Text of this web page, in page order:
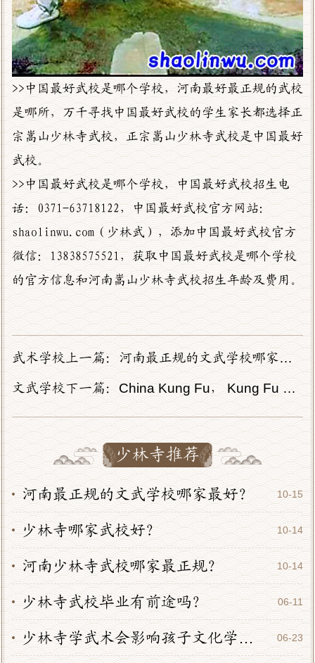
>>中国最好武校是哪个学校，河南最好最正规的武校
是哪所，万千寻找中国最好武校的学生家长都选择正
宗嵩山少林寺武校，正宗嵩山少林寺武校是中国最好
武校。
>>中国最好武校是哪个学校，中国最好武校招生电
话：0371-63718122，中国最好武校官方网站：
shaolinwu.com（少林武），添加中国最好武校官方
微信：13838575521，获取中国最好武校是哪个学校
的官方信息和河南嵩山少林寺武校招生年龄及费用。
武术学校上一篇： 河南最正规的文武学校哪家最好？
文武学校下一篇： China Kung Fu， Kung Fu China
少林寺推荐
河南最正规的文武学校哪家最好？ 10-15
少林寺哪家武校好？ 10-14
河南少林寺武校哪家最正规？ 10-14
少林寺武校毕业有前途吗？ 06-11
少林寺学武术会影响孩子文化学习吗？ 06-23